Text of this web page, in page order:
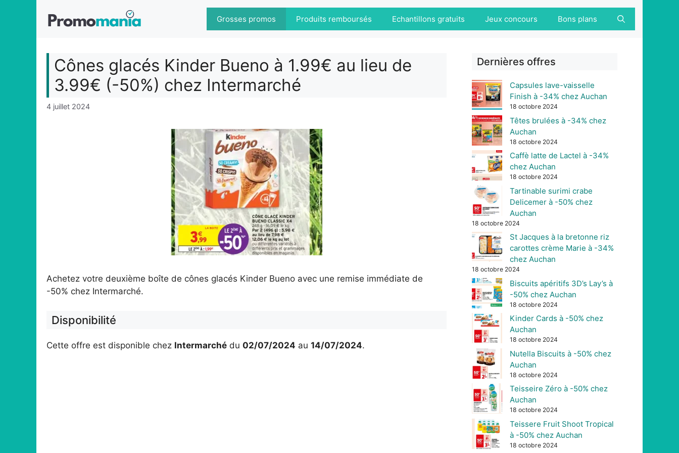
Grosses promos Produits remboursés Echantillons gratuits Jeux concours Bons plans
Cônes glacés Kinder Bueno à 1.99€ au lieu de
3.99€ (-50%) chez Intermarché
4 juillet 2024
Achetez votre deuxième boîte de cônes glacés Kinder Bueno avec une remise immédiate de
-50% chez Intermarché.
Disponibilité
Cette offre est disponible chez Intermarché du 02/07/2024 au 14/07/2024.
Dernières offres
Capsules lave-vaisselle
Finish à -34% chez Auchan
18 octobre 2024
Têtes brulées à -34% chez
Auchan
18 octobre 2024
Caffè latte de Lactel à -34%
chez Auchan
18 octobre 2024
Tartinable surimi crabe
Delicemer à -50% chez
Auchan
18 octobre 2024
St Jacques à la bretonne riz
carottes crème Marie à -34%
chez Auchan
18 octobre 2024
Biscuits apéritifs 3D’s Lay’s à
-50% chez Auchan
18 octobre 2024
Kinder Cards à -50% chez
Auchan
18 octobre 2024
Nutella Biscuits à -50% chez
Auchan
18 octobre 2024
Teisseire Zéro à -50% chez
Auchan
18 octobre 2024
Teissere Fruit Shoot Tropical
à -50% chez Auchan
18 octobre 2024